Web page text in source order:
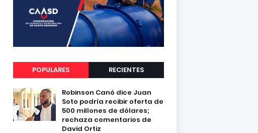
POPULARES RECIENTES
Robinson Canó dice Juan
Soto podría recibir oferta de
500 millones de dólares;
rechaza comentarios de
David Ortiz